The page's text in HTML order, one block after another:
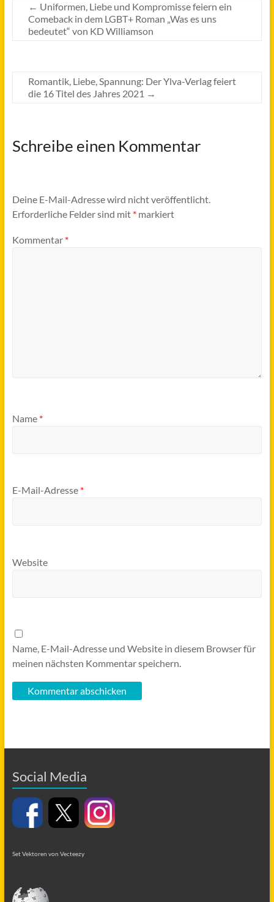
← Uniformen, Liebe und Kompromisse feiern ein
Comeback in dem LGBT+ Roman „Was es uns
bedeutet“ von KD Williamson
Romantik, Liebe, Spannung: Der Ylva-Verlag feiert
die 16 Titel des Jahres 2021 →
Schreibe einen Kommentar
Deine E-Mail-Adresse wird nicht veröffentlicht.
Erforderliche Felder sind mit *markiert
Kommentar *
Name *
E-Mail-Adresse *
Website
Name, E-Mail-Adresse und Website in diesem Browser für
meinen nächsten Kommentar speichern.
Social Media
Set Vektoren von Vecteezy